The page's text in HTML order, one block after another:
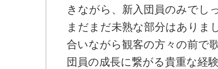
きながら、新入団員のみでし
まだまだ未熟な部分はありま
合いながら観客の方々の前で
団員の成長に繋がる貴重な経